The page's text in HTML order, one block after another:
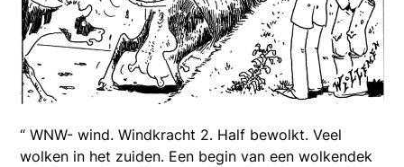
“ WNW- wind. Windkracht 2. Half bewolkt. Veel
wolken in het zuiden. Een begin van een wolkendek